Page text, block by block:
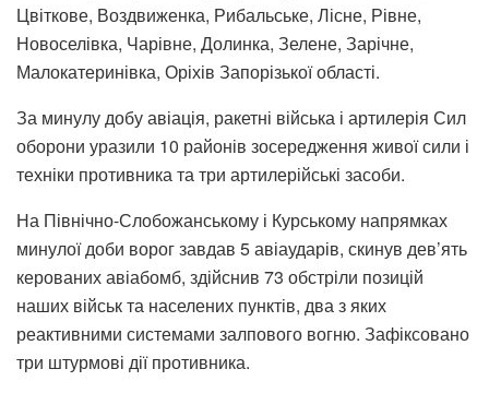
Цвіткове, Воздвиженка, Рибальське, Лісне, Рівне,
Новоселівка, Чарівне, Долинка, Зелене, Зарічне,
Малокатеринівка, Оріхів Запорізької області.
За минулу добу авіація, ракетні війська і артилерія Сил
оборони уразили 10 районів зосередження живої сили і
техніки противника та три артилерійські засоби.
На Північно-Слобожанському і Курському напрямках
минулої доби ворог завдав 5 авіаударів, скинув дев’ять
керованих авіабомб, здійснив 73 обстріли позицій
наших військ та населених пунктів, два з яких
реактивними системами залпового вогню. Зафіксовано
три штурмові дії противника.